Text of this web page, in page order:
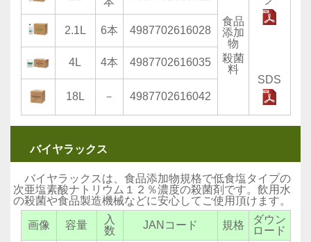
食品
添加
物
殺菌
料
SDS
2.1L 6本 4987702616028
4L 4本 4987702616035
18L － 4987702616042
バイヤラックス
バイヤラックスは、食品添加物規格で低食塩タイプの
次亜塩素酸ナトリウム１２％濃度の殺菌剤です。飲用水
の殺菌や食品製造機械などに安心してご使用頂けます。
画像 容量
入
数
JANコード 規格
ダウン
ロード